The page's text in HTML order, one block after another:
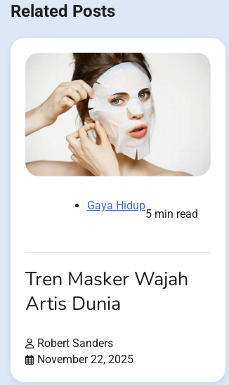
Related Posts
Gaya Hidup
5 min read
Tren Masker Wajah
Artis Dunia
Robert Sanders
November 22, 2025